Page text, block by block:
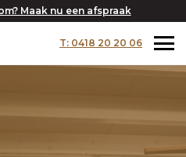
Maak nu een afspraak
T: 0418 20 20 06